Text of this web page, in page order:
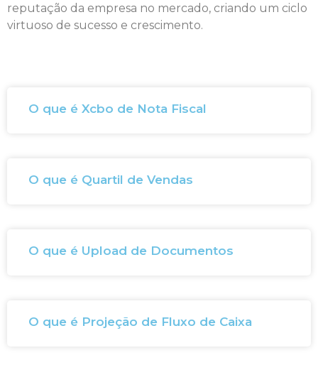
reputação da empresa no mercado, criando um ciclo
virtuoso de sucesso e crescimento.
O que é Xcbo de Nota Fiscal
O que é Quartil de Vendas
O que é Upload de Documentos
O que é Projeção de Fluxo de Caixa